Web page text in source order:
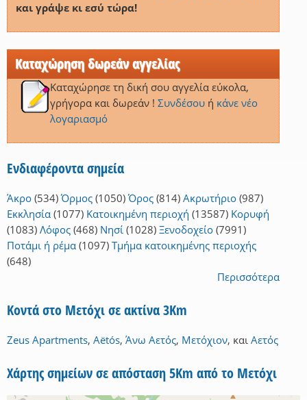
και γράψε κι εσύ τώρα!
Καταχώρηση δωρεάν αγγελίας
Καταχώρησε τη δική σου αγγελία εύκολα,
γρήγορα και δωρεάν ! Συνδέσουή κάνε νέο
λογαριασμό
Ενδιαφέροντα σημεία
Άκρο (534) Όρμος (1050) Όρος (814) Ακρωτήριο (987)
Εκκλησία (1077) Κατοικημένη περιοχή (13587) Κορυφή
(1083) Λόφος (468) Νησί (1028) Ξενοδοχείο (7991)
Ποτάμι ή ρέμα (1097) Τμήμα κατοικημένης περιοχής
(648)
Περισσότερα
Κοντά στο Μετόχι σε ακτίνα 3Km
Zeus Apartments, Aëtós, Άνω Αετός, Μετόχιον, και Αετός
Χάρτης σημείων σε απόσταση 5Km από το Μετόχι